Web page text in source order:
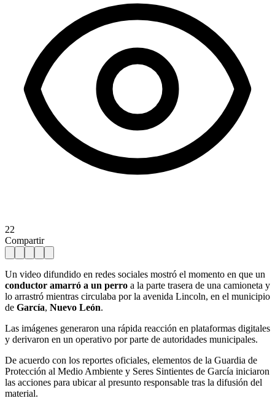
22
Compartir
Un video difundido en redes sociales mostró el momento en que un
conductor amarró a un perro a la parte trasera de una camioneta y
lo arrastró mientras circulaba por la avenida Lincoln, en el municipio
de García, Nuevo León.
Las imágenes generaron una rápida reacción en plataformas digitales
y derivaron en un operativo por parte de autoridades municipales.
De acuerdo con los reportes oficiales, elementos de la Guardia de
Protección al Medio Ambiente y Seres Sintientes de García iniciaron
las acciones para ubicar al presunto responsable tras la difusión del
material.